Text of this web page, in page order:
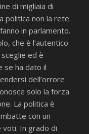
di migliaia di
politica non la rete.
in parlamento.
che è l’autentico
ed è
se ha dato il
dell’orrore
solo la forza
La politica è
con un
In grado di